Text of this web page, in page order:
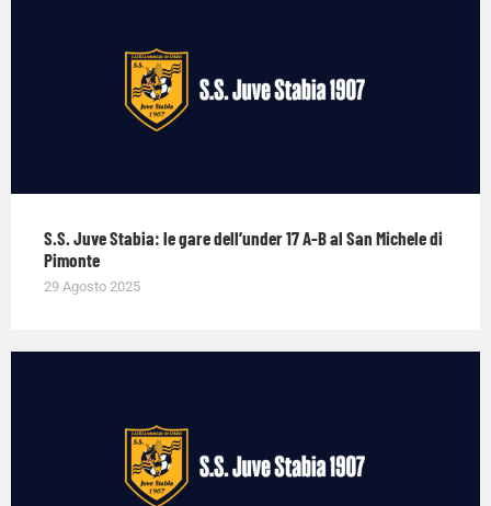
S.S. Juve Stabia: le gare dell’under 17 A-B al San Michele di
Pimonte
29 Agosto 2025